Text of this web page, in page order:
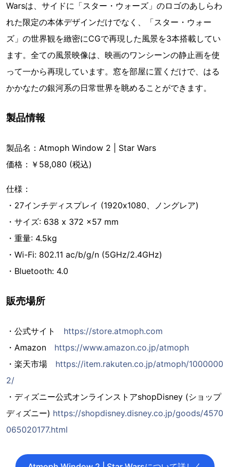
Warsは、サイドに「スター・ウォーズ」のロゴのあしらわ
れた限定の本体デザインだけでなく、「スター・ウォー
ズ」の世界観を緻密にCGで再現した風景を3本搭載してい
ます。全ての風景映像は、映画のワンシーンの静止画を使
って一から再現しています。窓を部屋に置くだけで、はる
かかなたの銀河系の日常世界を眺めることができます。
製品情報
製品名：Atmoph Window 2 | Star Wars
価格：￥58,080 (税込)
仕様：
・27インチディスプレイ (1920x1080、ノングレア)
・サイズ: 638 x 372 x57 mm
・重量: 4.5kg
・Wi-Fi: 802.11 ac/b/g/n (5GHz/2.4GHz)
・Bluetooth: 4.0
販売場所
・公式サイト https://store.atmoph.com
・Amazon https://www.amazon.co.jp/atmoph
・楽天市場 https://item.rakuten.co.jp/atmoph/1000000
2/
・ディズニー公式オンラインストアshopDisney (ショップ
ディズニー) https://shopdisney.disney.co.jp/goods/4570
065020177.html